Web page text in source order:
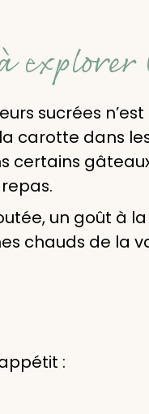
sucrées
carotte dans
certains
un goût à
chauds de la
: